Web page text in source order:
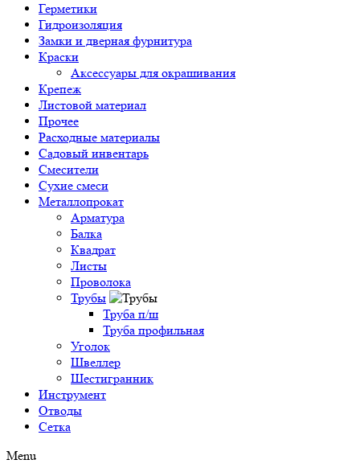
Герметики
Гидроизоляция
Замки и дверная фурнитура
Краски
Аксессуары для окрашивания
Крепеж
Листовой материал
Прочее
Расходные материалы
Садовый инвентарь
Смесители
Сухие смеси
Металлопрокат
Арматура
Балка
Квадрат
Листы
Проволока
Трубы
Труба п/ш
Труба профильная
Уголок
Швеллер
Шестигранник
Инструмент
Отводы
Сетка
Menu